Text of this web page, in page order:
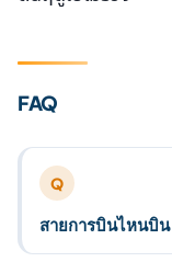
FAQ
Q
สายการบินไหนบิ